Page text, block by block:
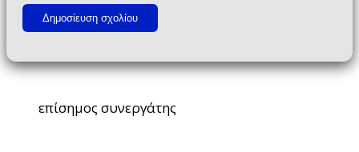
επίσημος συνεργάτης